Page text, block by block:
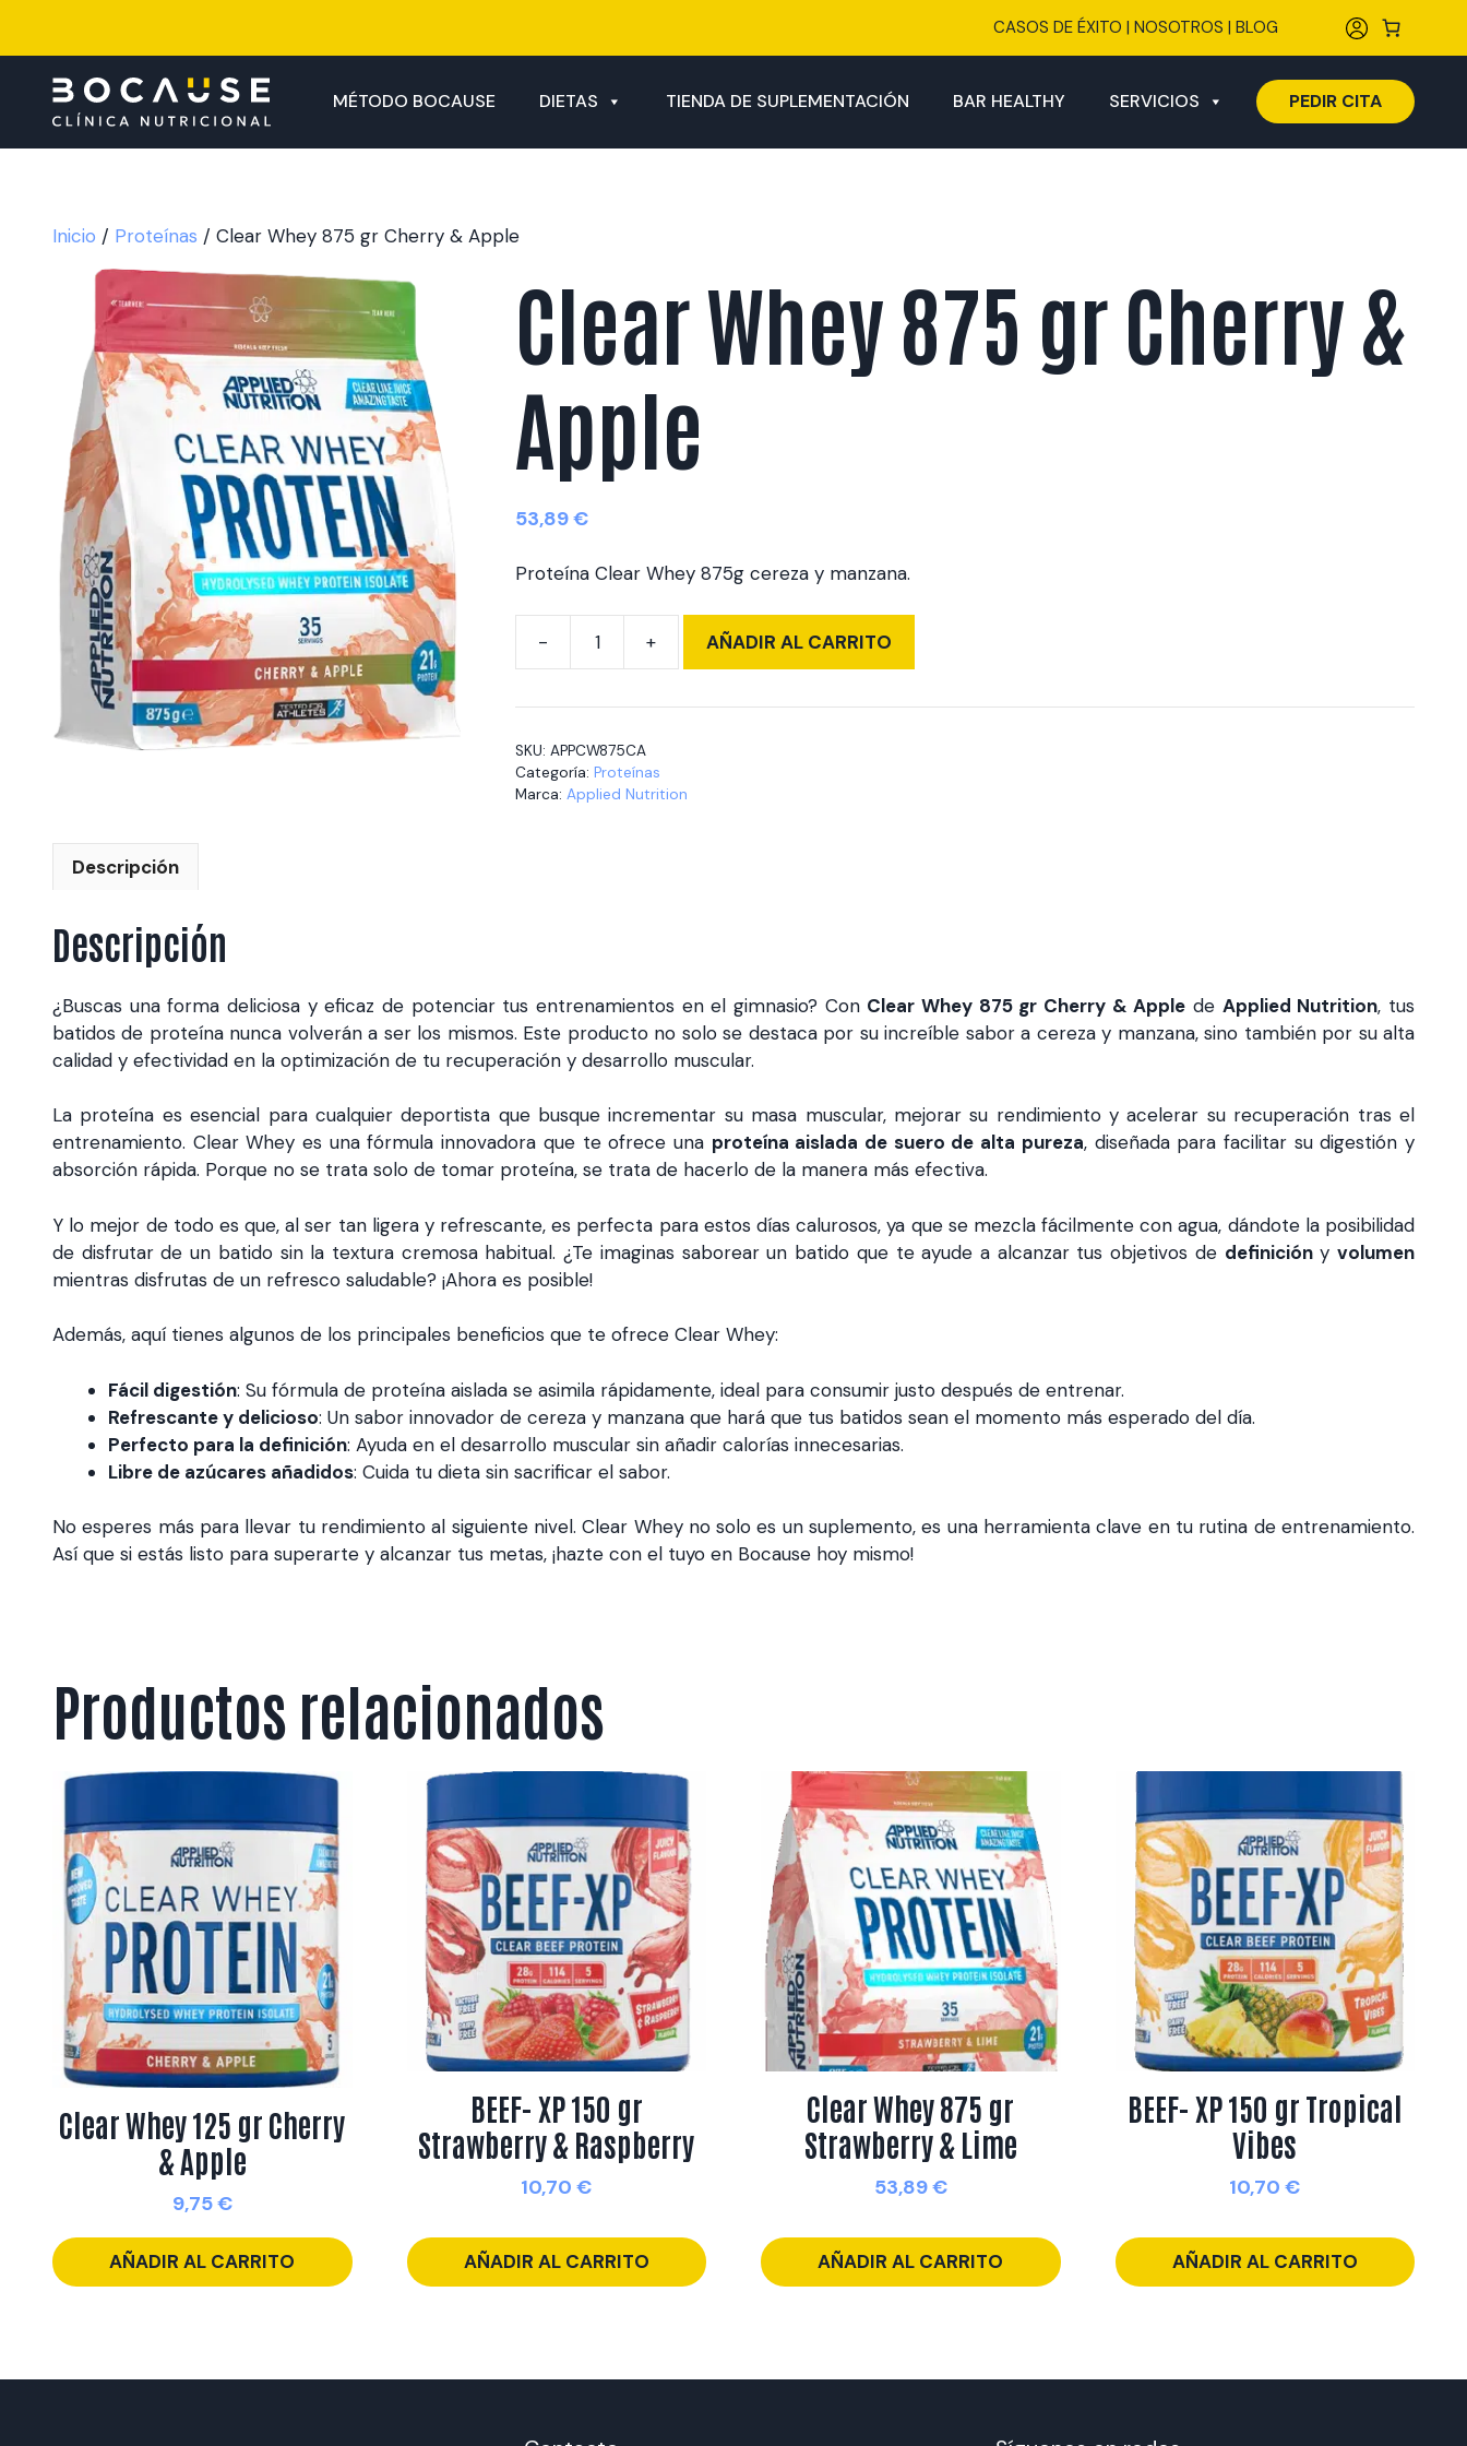
CASOS DE ÉXITO |NOSOTROS |BLOG
MÉTODO BOCAUSE DIETAS TIENDA DE SUPLEMENTACIÓN BAR HEALTHY SERVICIOS PEDIR CITA
Inicio / Proteínas / Clear Whey 875 gr Cherry & Apple
Clear Whey 875 gr Cherry &
Apple
53,89€
Proteína Clear Whey 875g cereza y manzana.
875
Cherry
&
AÑADIR AL CARRITO
SKU:APPCW875CA
Categoría:Proteínas
Marca:Applied Nutrition
Descripción
Descripción
¿Buscas una forma deliciosa y eficaz de potenciar tus entrenamientos en el gimnasio? Con Clear Whey 875 gr Cherry & Apple de Applied Nutrition, tus
batidos de proteína nunca volverán a ser los mismos. Este producto no solo se destaca por su increíble sabor a cereza y manzana, sino también por su alta
calidad y efectividad en la optimización de tu recuperación y desarrollo muscular.
La proteína es esencial para cualquier deportista que busque incrementar su masa muscular, mejorar su rendimiento y acelerar su recuperación tras el
entrenamiento. Clear Whey es una fórmula innovadora que te ofrece una proteína aislada de suero de alta pureza, diseñada para facilitar su digestión y
absorción rápida. Porque no se trata solo de tomar proteína, se trata de hacerlo de la manera más efectiva.
Y lo mejor de todo es que, al ser tan ligera y refrescante, es perfecta para estos días calurosos, ya que se mezcla fácilmente con agua, dándote la posibilidad
de disfrutar de un batido sin la textura cremosa habitual. ¿Te imaginas saborear un batido que te ayude a alcanzar tus objetivos de definiciónyvolumen
mientras disfrutas de un refresco saludable? ¡Ahora es posible!
Además, aquí tienes algunos de los principales beneficios que te ofrece Clear Whey:
Fácil digestión: Su fórmula de proteína aislada se asimila rápidamente, ideal para consumir justo después de entrenar.
Refrescante y delicioso: Un sabor innovador de cereza y manzana que hará que tus batidos sean el momento más esperado del día.
Perfecto para la definición: Ayuda en el desarrollo muscular sin añadir calorías innecesarias.
Libre de azúcares añadidos: Cuida tu dieta sin sacrificar el sabor.
No esperes más para llevar tu rendimiento al siguiente nivel. Clear Whey no solo es un suplemento, es una herramienta clave en tu rutina de entrenamiento.
Así que si estás listo para superarte y alcanzar tus metas, ¡hazte con el tuyo en Bocause hoy mismo!
Productos relacionados
Clear Whey 125 gr Cherry
& Apple
9,75€
AÑADIR AL CARRITO
BEEF- XP 150 gr
Strawberry & Raspberry
10,70€
AÑADIR AL CARRITO
Clear Whey 875 gr
Strawberry & Lime
53,89€
AÑADIR AL CARRITO
BEEF- XP 150 gr Tropical
Vibes
10,70€
AÑADIR AL CARRITO